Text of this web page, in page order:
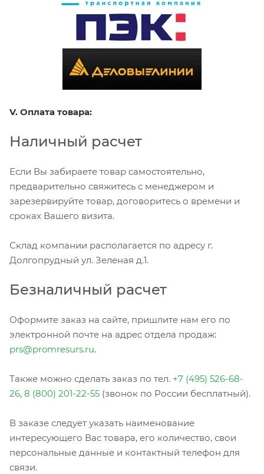
V. Оплата товара:
Наличный расчет
Если Вы забираете товар самостоятельно,
предварительно свяжитесь с менеджером и
зарезервируйте товар, договоритесь о времени и
сроках Вашего визита.
Склад компании располагается по адресу г.
Долгопрудный ул. Зеленая д.1.
Безналичный расчет
Оформите заказ на сайте, пришлите нам его по
электронной почте на адрес отдела продаж:
prs@promresurs.ru.
Также можно сделать заказ по тел. +7 (495) 526-68-
26, 8 (800) 201-22-55 (звонок по России бесплатный).
В заказе следует указать наименование
интересующего Вас товара, его количество, свои
персональные данные и контактный телефон для
связи.